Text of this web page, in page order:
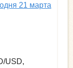
21 марта
USD,